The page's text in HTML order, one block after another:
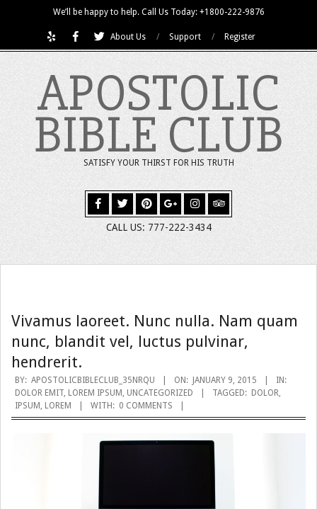
We’ll be happy to help. Call Us Today: +1800-222-9876
About Us Support Register
APOSTOLIC
BIBLE CLUB
SATISFY YOUR THIRST FOR HIS TRUTH
CALL US: 777-222-3434
Vivamus laoreet. Nunc nulla. Nam quam
nunc, blandit vel, luctus pulvinar,
hendrerit.
BY: APOSTOLICBIBLECLUB_35NRQU ON: JANUARY 9, 2015
IN:
DOLOR EMIT, LOREM IPSUM , UNCATEGORIZED TAGGED: DOLOR,
IPSUM , LOREM WITH: 0 COMMENTS